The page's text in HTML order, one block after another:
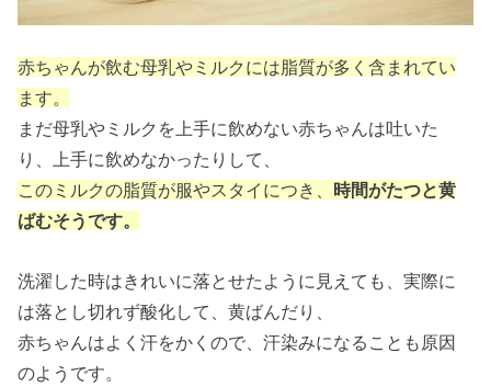
赤ちゃんが飲む母乳やミルクには脂質が多く含まれてい
ます。
まだ母乳やミルクを上手に飲めない赤ちゃんは吐いた
り、上手に飲めなかったりして、
このミルクの脂質が服やスタイにつき、 時間がたつと黄
ばむそうです。
洗濯した時はきれいに落とせたように見えても、実際に
は落とし切れず酸化して、黄ばんだり、
赤ちゃんはよく汗をかくので、汗染みになることも原因
のようです。